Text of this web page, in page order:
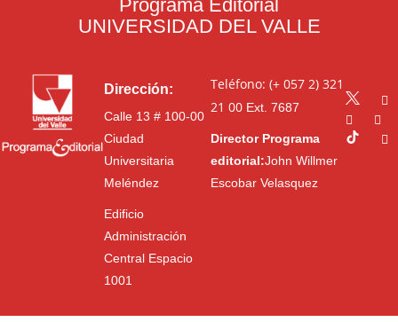
Programa Editorial
UNIVERSIDAD DEL VALLE
Dirección:
Calle 13 # 100-00
Ciudad
Universitaria
Meléndez
Edificio
Administración
Central Espacio
1001
Teléfono: (+ 057 2) 321
21 00Ext. 7687
Director Programa
editorial:John Willmer
Escobar Velasquez